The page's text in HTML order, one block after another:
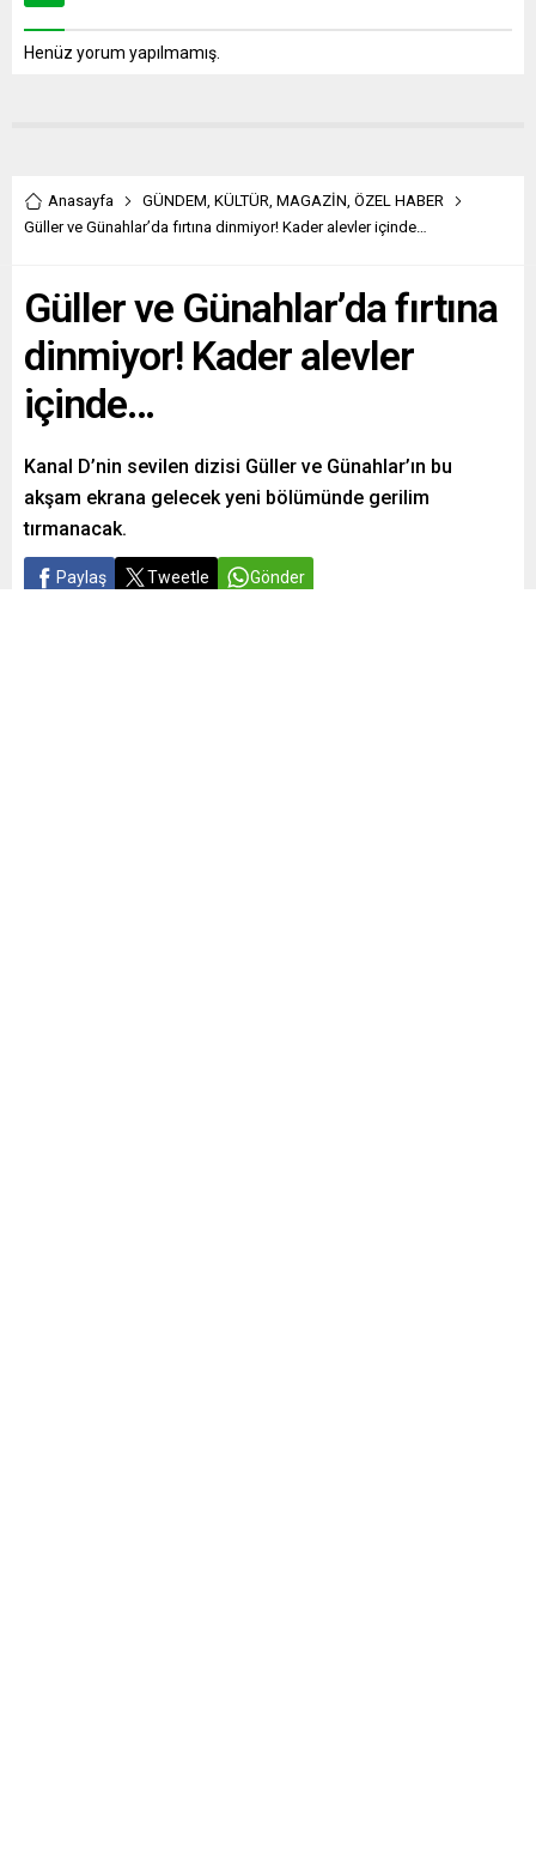
Henüz yorum yapılmamış.
Anasayfa GÜNDEM, KÜLTÜR, MAGAZİN, ÖZEL HABER
Güller ve Günahlar’da fırtına dinmiyor! Kader alevler içinde…
Güller ve Günahlar’da fırtına
dinmiyor! Kader alevler
içinde…
Kanal D’nin sevilen dizisi Güller ve Günahlar’ın bu
akşam ekrana gelecek yeni bölümünde gerilim
tırmanacak.
Paylaş Tweetle Gönder